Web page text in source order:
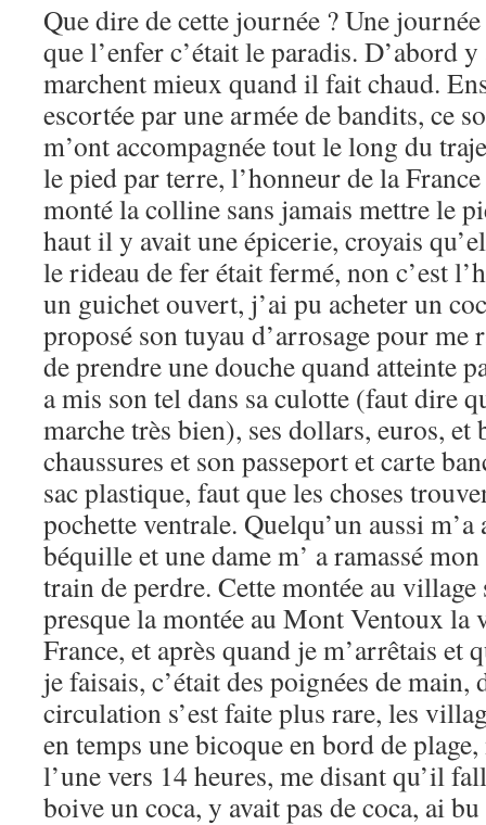
Que dire de cette journée ? Une journée
que l’enfer c’était le paradis. D’abord
marchent mieux quand il fait chaud.
escortée par une armée de bandits, ce
m’ont accompagnée tout le long du
le pied par terre, l’honneur de la
monté la colline sans jamais mettre le
haut il y avait une épicerie, croyais
le rideau de fer était fermé, non c’est
un guichet ouvert, j’ai pu acheter un
proposé son tuyau d’arrosage pour
de prendre une douche quand atteinte
a mis son tel dans sa culotte (faut dire
marche très bien), ses dollars, euros, et
chaussures et son passeport et carte
sac plastique, faut que les choses
pochette ventrale. Quelqu’un aussi m’a
béquille et une dame m’ a ramassé
train de perdre. Cette montée au
presque la montée au Mont Ventoux la
France, et après quand je m’arrêtais et
je faisais, c’était des poignées de
circulation s’est faite plus rare, les
en temps une bicoque en bord de
l’une vers 14 heures, me disant qu’il
boive un coca, y avait pas de coca, ai